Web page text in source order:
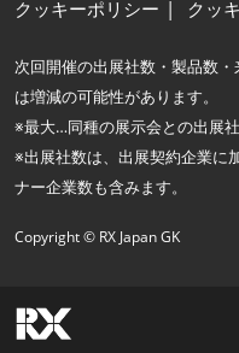
クッキーポリシー
クッ
次回開催の出展社数・製品数
は増減の可能性があります。
※最大…同種の展示会との出展
※出展社数は、出展契約企業に
ナー企業数も含みます。
Copyright © RX Japan GK